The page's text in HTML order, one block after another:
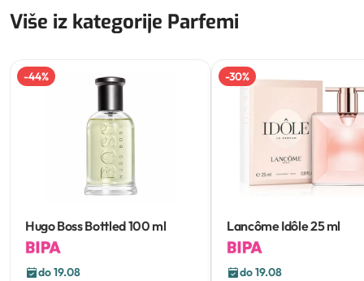
Više iz kategorije Parfemi
-44%
Hugo Boss Bottled100 ml
do 19.08
-30%
Lancôme Idôle25 ml
do 19.08